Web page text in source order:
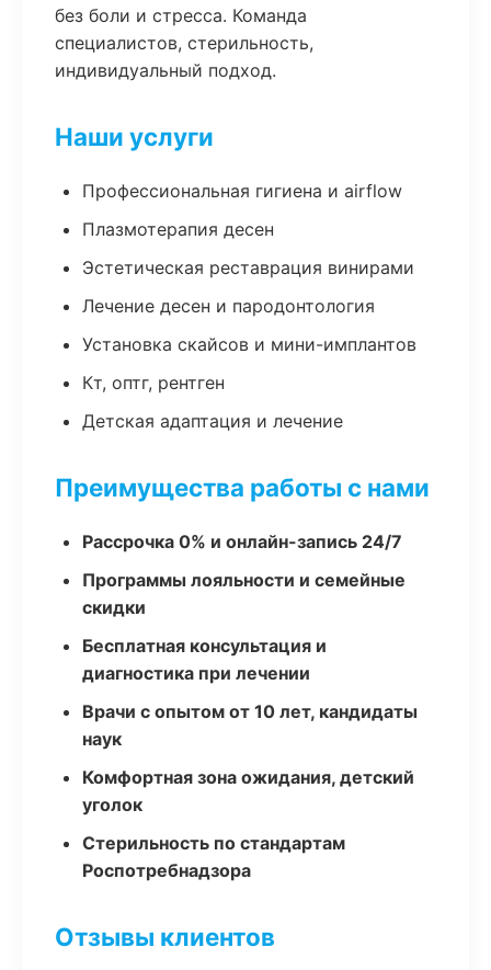
без боли и стресса. Команда
специалистов, стерильность,
индивидуальный подход.
Наши услуги
Профессиональная гигиена и airflow
Плазмотерапия десен
Эстетическая реставрация винирами
Лечение десен и пародонтология
Установка скайсов и мини-имплантов
Кт, оптг, рентген
Детская адаптация и лечение
Преимущества работы с нами
Рассрочка 0% и онлайн-запись 24/7
Программы лояльности и семейные
скидки
Бесплатная консультация и
диагностика при лечении
Врачи с опытом от 10 лет, кандидаты
наук
Комфортная зона ожидания, детский
уголок
Стерильность по стандартам
Роспотребнадзора
Отзывы клиентов